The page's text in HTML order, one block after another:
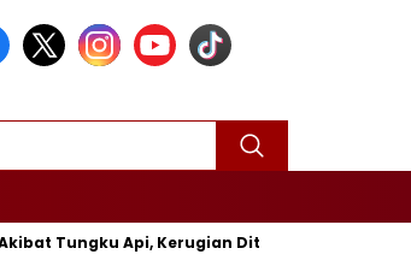
Tungku Api, Kerugian Ditaksir Rp25 Juta